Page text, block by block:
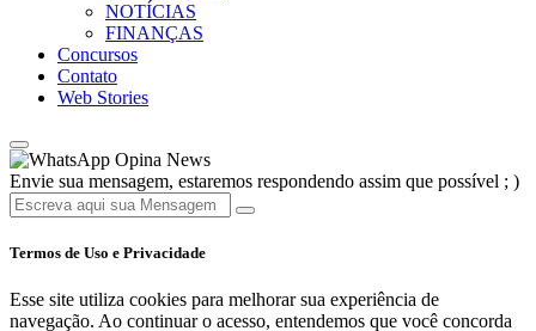
NOTÍCIAS
FINANÇAS
Concursos
Contato
Web Stories
Opina News
Envie sua mensagem, estaremos respondendo assim que possível ; )
Termos de Uso e Privacidade
Esse site utiliza cookies para melhorar sua experiência de
navegação. Ao continuar o acesso, entendemos que você concorda